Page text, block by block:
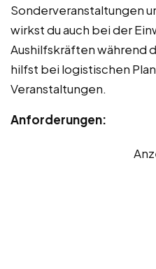
Sonderveranstaltungen
wirkst du auch bei der
Aushilfskräften während
hilfst bei logistischen
Veranstaltungen.
Anforderungen: